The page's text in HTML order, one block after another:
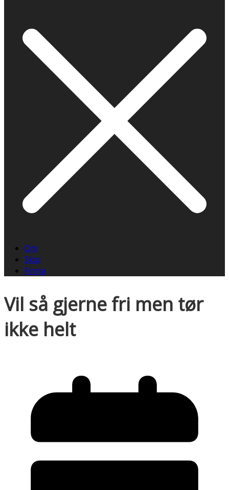
Om
Skip
Firma
Vil så gjerne fri men tør
ikke helt